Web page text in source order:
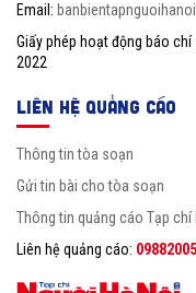
Email:
Giấy phép hoạt động báo chí
2022
LIÊN HỆ QUẢNG CÁO
Thông tin tòa soạn
Gửi tin bài cho tòa soạn
Thông tin quảng cáo Tạp chí
Liên hệ quảng cáo: